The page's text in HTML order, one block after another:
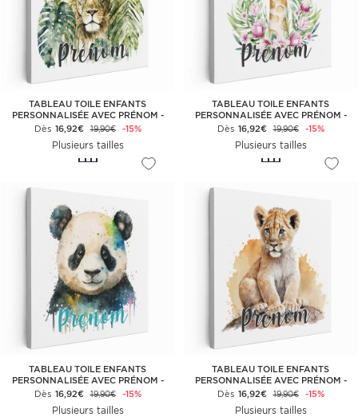
TABLEAU TOILE ENFANTS
PERSONNALISÉE AVEC PRÉNOM -
LION TROPICALE
Dès 16,92€ 19,90€ -15%
Plusieurs tailles
TABLEAU TOILE ENFANTS
PERSONNALISÉE AVEC PRÉNOM -
GIRAFON
Dès 16,92€ 19,90€ -15%
Plusieurs tailles
TABLEAU TOILE ENFANTS
PERSONNALISÉE AVEC PRÉNOM -
PANDA COLORÉ
Dès 16,92€ 19,90€ -15%
Plusieurs tailles
TABLEAU TOILE ENFANTS
PERSONNALISÉE AVEC PRÉNOM -
LIONCEAU
Dès 16,92€ 19,90€ -15%
Plusieurs tailles